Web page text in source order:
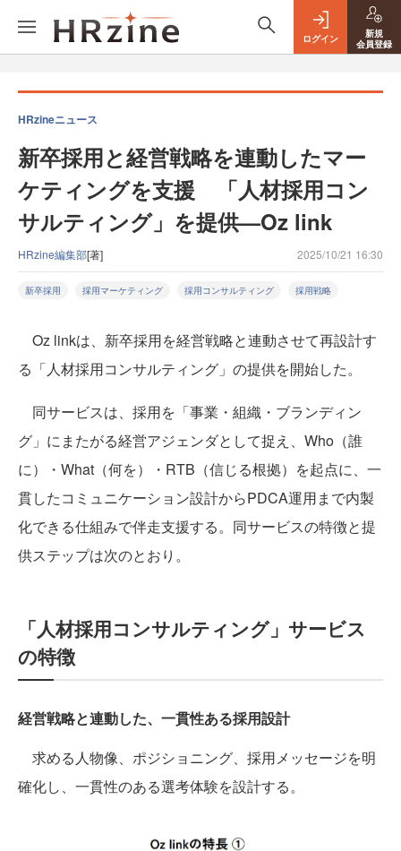
ログイン
新規
会員登録
HRzineニュース
新卒採用と経営戦略を連動したマー
ケティングを支援 「人材採用コン
サルティング」を提供—Oz link
HRzine編集部[著] 2025/10/21 16:30
新卒採用 採用マーケティング 採用コンサルティング 採用戦略
Oz linkは、新卒採用を経営戦略と連動させて再設計す
る「人材採用コンサルティング」の提供を開始した。
同サービスは、採用を「事業・組織・ブランディン
グ」にまたがる経営アジェンダとして捉え、Who（誰
に）・What（何を）・RTB（信じる根拠）を起点に、一
貫したコミュニケーション設計からPDCA運用まで内製
化できる仕組みで伴走支援する。同サービスの特徴と提
供ステップは次のとおり。
「人材採用コンサルティング」サービス
の特徴
経営戦略と連動した、一貫性ある採用設計
求める人物像、ポジショニング、採用メッセージを明
確化し、一貫性のある選考体験を設計する。